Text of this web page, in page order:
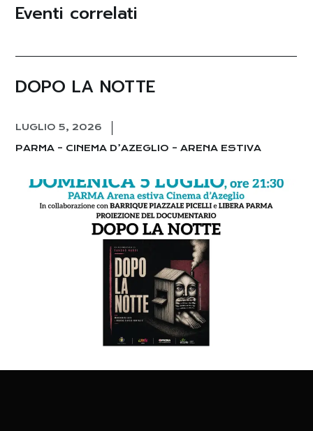
Eventi correlati
DOPO LA NOTTE
LUGLIO 5, 2026
PARMA – CINEMA D’AZEGLIO – ARENA ESTIVA